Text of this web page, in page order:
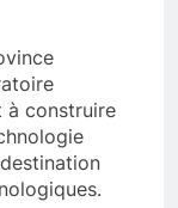
à construire